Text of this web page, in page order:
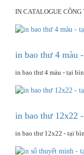
IN CATALOGUE
in bao thư 4 màu
in bao thư 4 màu - tại
in bao thư 12x22
in bao thư 12x22 - tại